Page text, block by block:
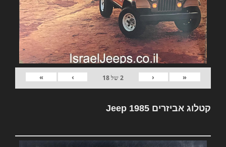
«
‹
2של18
›
»
קטלוג אביזרים Jeep 1985